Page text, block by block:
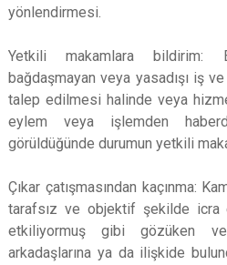
yönlendirmesi.
Yetkili makamlara bildirim:
bağdaşmayan veya yasadışı iş
talep edilmesi halinde veya
eylem veya işlemden
görüldüğünde durumun yetkili
Çıkar çatışmasından kaçınma:
tarafsız ve objektif şekilde
etkiliyormuş gibi gözüken ve
arkadaşlarına ya da ilişkide